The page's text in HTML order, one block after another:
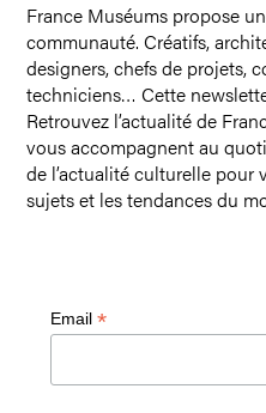
France Muséums propose
communauté. Créatifs,
designers, chefs de projets,
techniciens… Cette
Retrouvez l’actualité de
vous accompagnent au
de l’actualité culturelle pour
sujets et les tendances du
Email*